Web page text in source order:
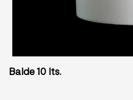
Balde 10 lts.